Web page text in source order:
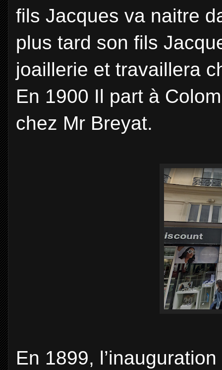
fils Jacques va naitre
plus tard son fils
joaillerie et travaillera
En 1900 Il part à
chez Mr Breyat.
En 1899,